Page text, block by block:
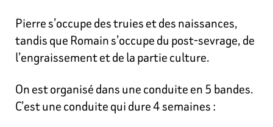
Pierre s’occupe des truies et des naissances,
tandis que Romain s’occupe du post-sevrage, de
l’engraissement et de la partie culture.
On est organisé dans une conduite en 5 bandes.
C’est une conduite qui dure 4 semaines :